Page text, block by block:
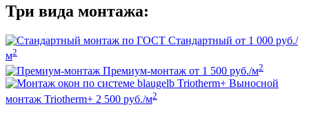
Три вида монтажа:
Стандартный от 1 000 руб./
м2
Премиум-монтаж от 1 500 руб./м2
Выносной
монтаж Triotherm+ 2 500 руб./м2